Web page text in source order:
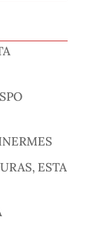
ESTA